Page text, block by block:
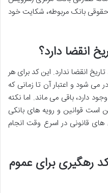
حقوقی بانک مربوطه، شکایت خود
خود تاریخ انقضا ندارد. این کد برای هر
شود و اعتبار آن تا زمانی که
دارد، باقی می ماند. اما نکته
قوانین و رویه های بانکی
های قانونی در اسرع وقت انجام
کد رهگیری برای عموم